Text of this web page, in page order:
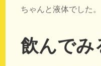
ちゃんと液体でした。
飲んで